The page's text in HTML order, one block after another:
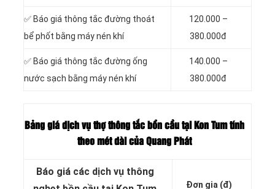
✅ Báo giá thông tắc đường thoát
bể phốt bằng máy nén khí
120.000 –
380.000đ
✅ Báo giá thông tắc đường ống
nước sạch bằng máy nén khí
140.000 –
380.000đ
Bảng giá dịch vụ thợ thông tắc bồn cầu tại Kon Tum tính
theo mét dài của Quang Phát
Báo giá các dịch vụ thông
Đơn gia (đ)